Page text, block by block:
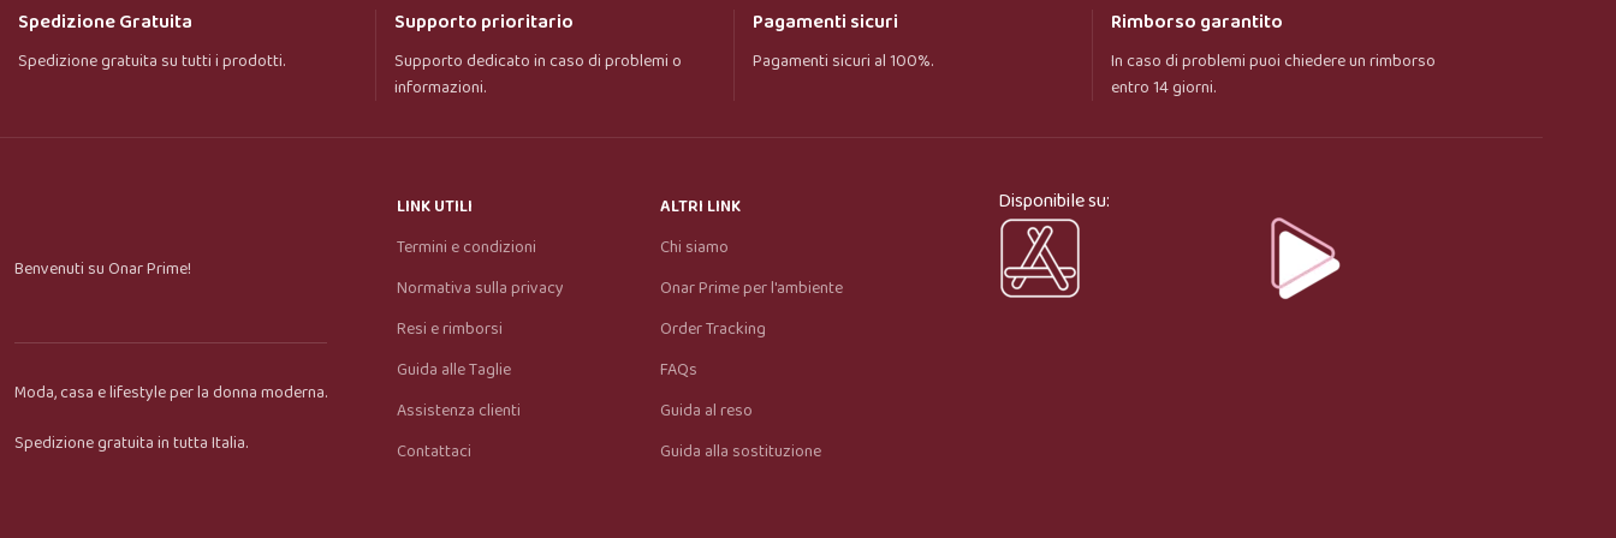
Dimmi cosa stai cercando e ti aiuto a trovare il
Spedizione Gratuita
Spedizione gratuita su tutti i prodotti.
Supporto prioritario
Supporto dedicato in caso di problemi o
informazioni.
Pagamenti sicuri
Pagamenti sicuri al 100%.
Rimborso garantito
In caso di problemi puoi chiedere un rimborso
entro 14 giorni.
Benvenuti su Onar Prime!
Moda, casa e lifestyle per la donna moderna.
Spedizione gratuita in tutta Italia.
LINK UTILI
Termini e condizioni
Normativa sulla privacy
Resi e rimborsi
Guida alle Taglie
Assistenza clienti
Contattaci
ALTRI LINK
Chi siamo
Onar Prime per l'ambiente
Order Tracking
FAQs
Guida al reso
Guida alla sostituzione
Disponibile su: